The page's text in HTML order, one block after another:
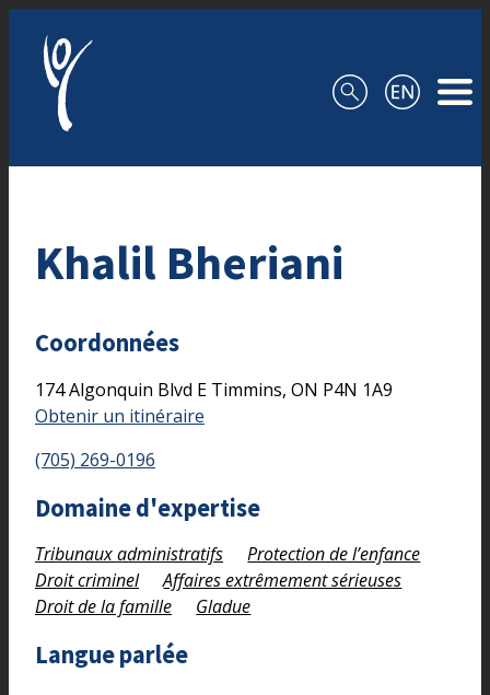
Khalil Bheriani
Coordonnées
174 Algonquin Blvd E Timmins, ON P4N 1A9
Obtenir un itinéraire
(705) 269-0196
Domaine d'expertise
Tribunaux administratifs
Protection de l’enfance
Droit criminel
Affaires extrêmement sérieuses
Droit de la famille
Gladue
Langue parlée